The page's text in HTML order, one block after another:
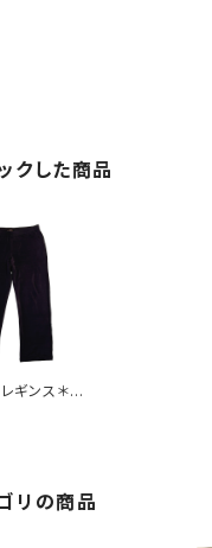
クした商品
ギンス＊S
Leggings
リの商品